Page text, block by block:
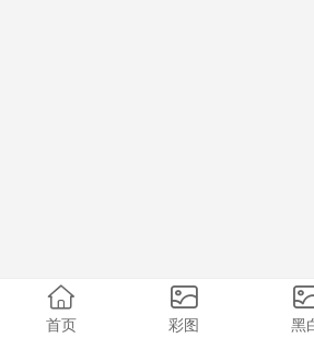
首页 彩图 黑